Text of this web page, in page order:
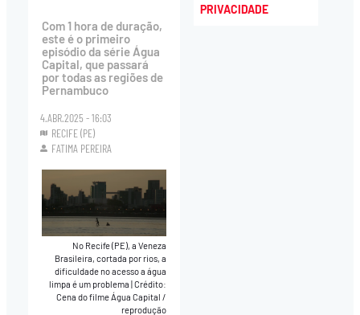
Com 1 hora de duração,
este é o primeiro
episódio da série Água
Capital, que passará
por todas as regiões de
Pernambuco
4.ABR.2025 - 16:03
RECIFE (PE)
FATIMA PEREIRA
No Recife (PE), a Veneza
Brasileira, cortada por rios, a
dificuldade no acesso a água
limpa é um problema|Crédito:
Cena do filme Água Capital /
reprodução
PRIVACIDADE